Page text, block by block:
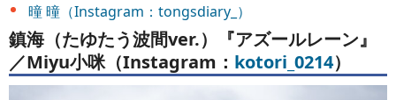
曈 曈（Instagram：tongsdiary_）
鎮海（たゆたう波間ver.）『アズールレーン』
／Miyu小咪（Instagram： kotori_0214）